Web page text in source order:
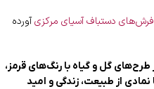
دستباف آسیای مرکزیآورده
گل و گیاه با رنگ‌های قرمز،
از طبیعت، زندگی و امید